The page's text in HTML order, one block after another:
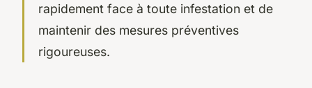
rapidement face à toute infestation et de
maintenir des mesures préventives
rigoureuses.